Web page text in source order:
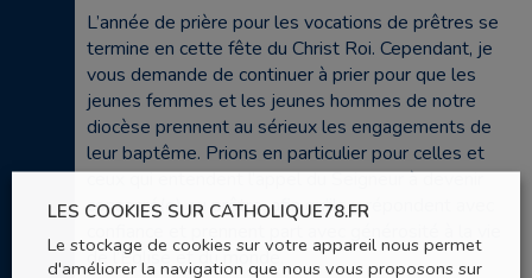
L’année de prière pour les vocations de prêtres se
termine en cette fête du Christ Roi. Cependant, je
vous demande de continuer à prier pour que les
jeunes femmes et les jeunes hommes de notre
diocèse prennent au sérieux les engagements de
leur baptême. Prions en particulier pour celles et
ceux qui entendent l’appel du Seigneur à devenir
consacré(e) ou prêtre, afin qu’ils y répondent avec
confiance et prennent part avec générosité à la vie
de l’Eglise et du monde.
LES COOKIES SUR CATHOLIQUE78.FR
Le stockage de cookies sur votre appareil nous permet
d'améliorer la navigation que nous vous proposons sur